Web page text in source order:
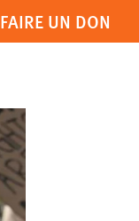
FAIRE UN DON